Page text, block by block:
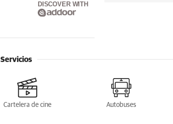
DISCOVER WITH
Servicios
Cartelera de cine Autobuses